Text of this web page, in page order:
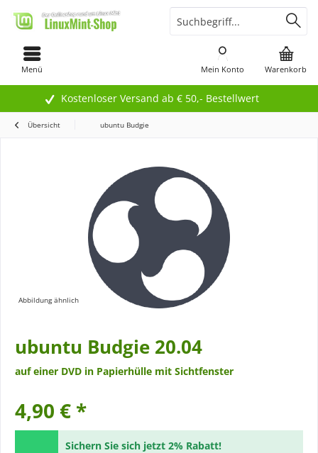
Kostenloser Versand ab € 50,- Bestellwert
Menü Warenkorb
Mein Konto
Übersicht ubuntu Budgie
Abbildung ähnlich
ubuntu Budgie 20.04
auf einer DVD in Papierhülle mit Sichtfenster
4,90 € *
Sichern Sie sich jetzt 2% Rabatt!